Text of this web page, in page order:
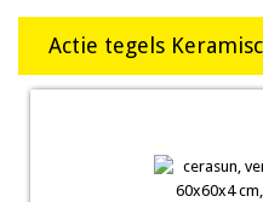
Actie tegels